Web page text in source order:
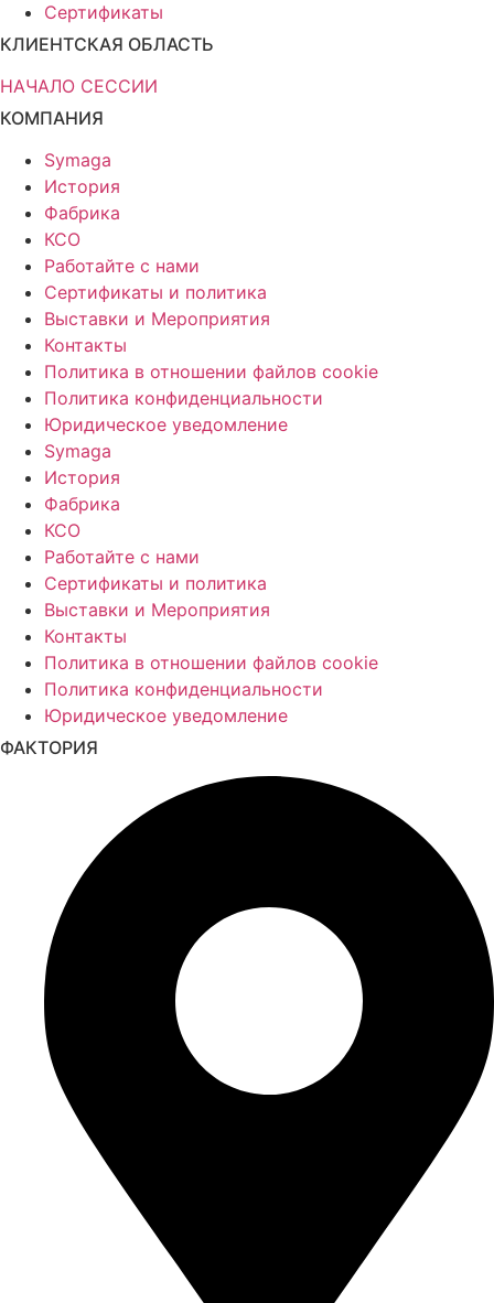
Сертификаты
КЛИЕНТСКАЯ ОБЛАСТЬ
НАЧАЛО СЕССИИ
КОМПАНИЯ
Symaga
История
Фабрика
КСО
Работайте с нами
Сертификаты и политика
Выставки и Мероприятия
Контакты
Политика в отношении файлов cookie
Политика конфиденциальности
Юридическое уведомление
Symaga
История
Фабрика
КСО
Работайте с нами
Сертификаты и политика
Выставки и Мероприятия
Контакты
Политика в отношении файлов cookie
Политика конфиденциальности
Юридическое уведомление
ФАКТОРИЯ